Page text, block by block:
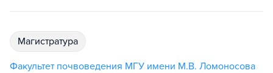
магистратура
Факультет почвоведения МГУ имени М.В. Ломоносова